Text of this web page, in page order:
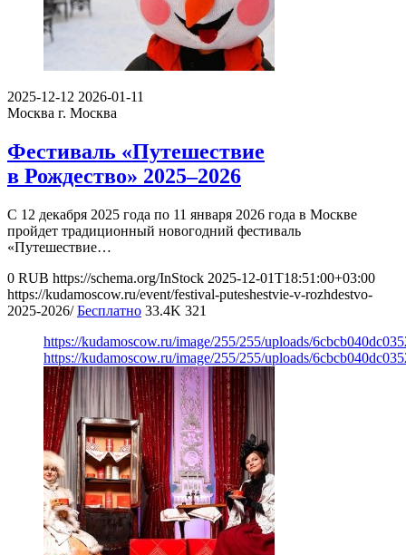
2025-12-12 2026-01-11
Москва г. Москва
Фестиваль «Путешествие
в Рождество» 2025–2026
С 12 декабря 2025 года по 11 января 2026 года в Москве
пройдет традиционный новогодний фестиваль
«Путешествие…
0 RUB https://schema.org/InStock 2025-12-01T18:51:00+03:00
https://kudamoscow.ru/event/festival-puteshestvie-v-rozhdestvo-
2025-2026/ Бесплатно 33.4K 321
https://kudamoscow.ru/image/255/255/uploads/
https://kudamoscow.ru/image/255/255/uploads/